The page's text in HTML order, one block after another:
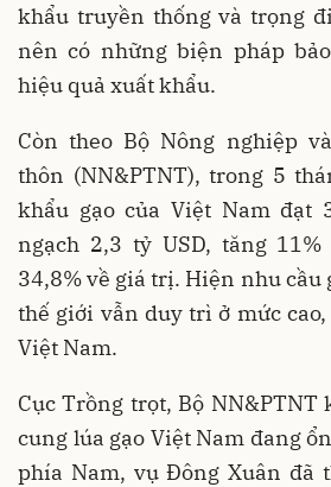
khẩu truyền thống và trọng
nên có những biện pháp
hiệu quả xuất khẩu.
Còn theo Bộ Nông nghiệp
thôn (NN&PTNT), trong 5
khẩu gạo của Việt Nam đạt
ngạch 2,3 tỷ USD, tăng
34,8% về giá trị. Hiện nhu
thế giới vẫn duy trì ở mức cao,
Việt Nam.
Cục Trồng trọt, Bộ
cung lúa gạo Việt Nam đang
phía Nam, vụ Đông Xuân đã